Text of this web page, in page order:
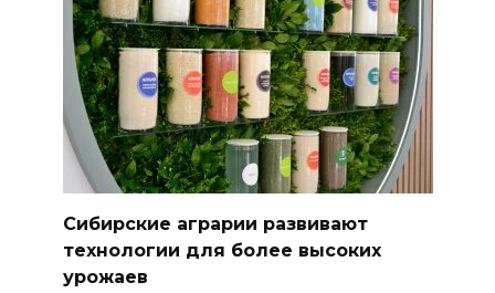
Сибирские аграрии развивают
технологии для более высоких
урожаев